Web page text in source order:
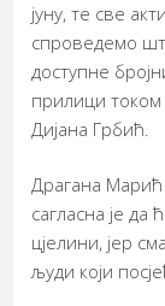
јуну, те све
спроведемо
доступне
прилици током
Дијана Грбић.
Драгана Марић
сагласна је
цјелини, јер
људи који